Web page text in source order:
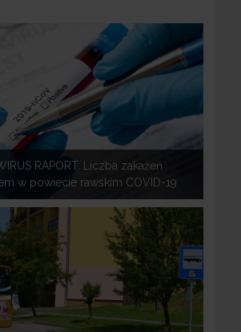
RAPORT: Liczba zakażeń
w powiecie rawskim COVID-19